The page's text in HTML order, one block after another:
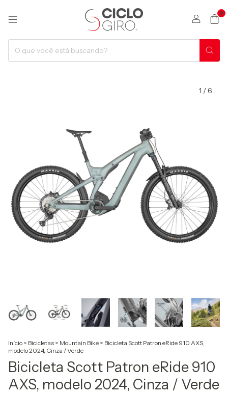
0
1 /6
Início > Bicicletas > Mountain Bike > Bicicleta Scott Patron eRide 910 AXS,
modelo 2024, Cinza / Verde
Bicicleta Scott Patron eRide 910
AXS, modelo 2024, Cinza / Verde